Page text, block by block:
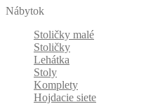
Nábytok
Stoličky malé
Stoličky
Lehátka
Stoly
Komplety
Hojdacie siete